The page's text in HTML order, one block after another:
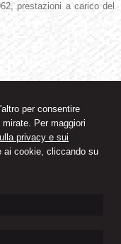
per consentire
Per maggiori
privacy e sui
ai cookie, cliccando su
prestazioni a carico del
di polizia. Il Cdm